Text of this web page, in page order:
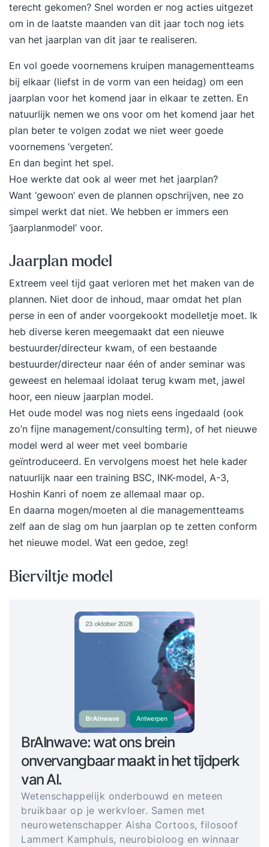
terecht gekomen? Snel worden er nog acties uitgezet
om in de laatste maanden van dit jaar toch nog iets
van het jaarplan van dit jaar te realiseren.
En vol goede voornemens kruipen managementteams
bij elkaar (liefst in de vorm van een heidag) om een
jaarplan voor het komend jaar in elkaar te zetten. En
natuurlijk nemen we ons voor om het komend jaar het
plan beter te volgen zodat we niet weer goede
voornemens ‘vergeten’.
En dan begint het spel.
Hoe werkte dat ook al weer met het jaarplan?
Want ‘gewoon’ even de plannen opschrijven, nee zo
simpel werkt dat niet. We hebben er immers een
‘jaarplanmodel’ voor.
Jaarplan model
Extreem veel tijd gaat verloren met het maken van de
plannen. Niet door de inhoud, maar omdat het plan
perse in een of ander voorgekookt modelletje moet. Ik
heb diverse keren meegemaakt dat een nieuwe
bestuurder/directeur kwam, of een bestaande
bestuurder/directeur naar één of ander seminar was
geweest en helemaal idolaat terug kwam met, jawel
hoor, een nieuw jaarplan model.
Het oude model was nog niets eens ingedaald (ook
zo’n fijne management/consulting term), of het nieuwe
model werd al weer met veel bombarie
geïntroduceerd. En vervolgens moest het hele kader
natuurlijk naar een training BSC, INK-model, A-3,
Hoshin Kanri of noem ze allemaal maar op.
En daarna mogen/moeten al die managementteams
zelf aan de slag om hun jaarplan op te zetten conform
het nieuwe model. Wat een gedoe, zeg!
Bierviltje model
BrAInwave: wat ons brein
onvervangbaar maakt in het tijdperk
van AI.
Wetenschappelijk onderbouwd en meteen
bruikbaar op je werkvloer. Samen met
neurowetenschapper Aisha Cortoos, filosoof
Lammert Kamphuis, neurobioloog en winnaar